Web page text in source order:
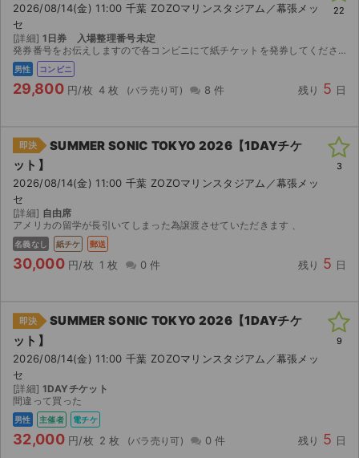
2026/08/14(金) 11:00 千葉 ZOZOマリンスタジアム／幕張メッ
セ
[詳細] 1日券 入場整理番号未定
発券番号をお伝えしますので各コンビニにて紙チケットを発券してください。お座席は紙チケットを発券してみないと分かりませんのでご検討宜しくお願い致します。 詳細 出演： 8.14fri-Tokyo...
男性 コンビニ
29,800 円/枚 4 枚 8 件 残り 5 日
22
即決
SUMMER SONIC TOKYO 2026【1DAYチケ
ット】
2026/08/14(金) 11:00 千葉 ZOZOマリンスタジアム／幕張メッ
セ
[詳細] 自由席
アメリカの留学が長引いてしまった為譲渡させていただきます 、
名義なし 紙チケ 郵送
30,000 円/枚 1 枚 0 件 残り 5 日
3
即決
SUMMER SONIC TOKYO 2026【1DAYチケ
ット】
2026/08/14(金) 11:00 千葉 ZOZOマリンスタジアム／幕張メッ
セ
[詳細] 1DAYチケット
間違って買った
男性 主催者 電チケ
32,000 円/枚 2 枚 0 件 残り 5 日
9